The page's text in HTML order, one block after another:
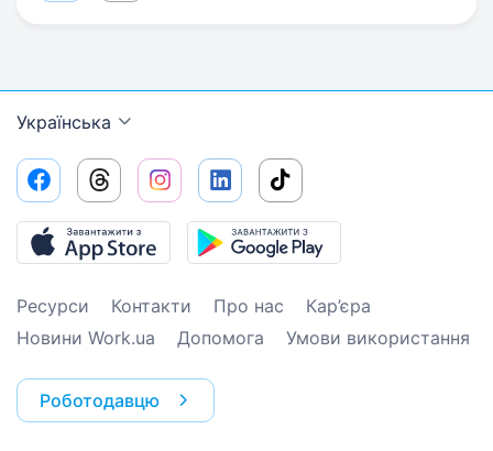
Українська
Ресурси Контакти Про нас
Кар’єра
Новини Work.ua
Допомога Умови використання
Роботодавцю